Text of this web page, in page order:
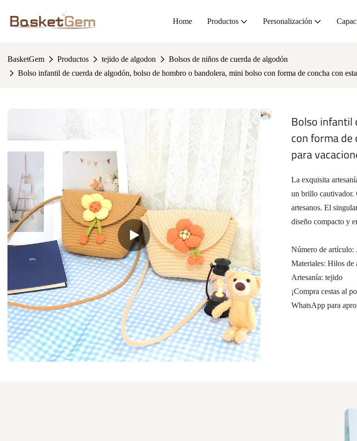
Home Productos Personalización
BasketGem Productos tejido de algodon
Bolsos de niños de cuerda de algodón
Bolso infantil de cuerda de algodón, bolso de hombro o bandolera, mini bolso con forma de concha con
Bolso infantil
con forma
para
La exquisita
un brillo cautivador.
artesanos. El
diseño compacto y
Número de
Materiales: Hilos de
Artesanía: tejido
¡Compra cestas al
WhatsApp para